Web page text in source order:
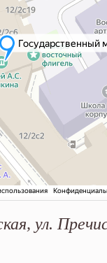
ул.